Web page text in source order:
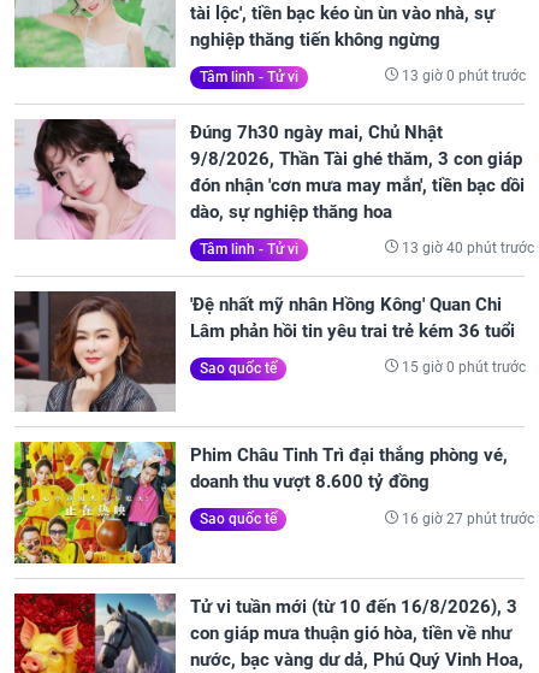
tài lộc', tiền bạc kéo ùn ùn vào nhà, sự
nghiệp thăng tiến không ngừng
Tâm linh - Tử vi 13 giờ 0 phút trước
Đúng 7h30 ngày mai, Chủ Nhật
9/8/2026, Thần Tài ghé thăm, 3 con giáp
đón nhận 'cơn mưa may mắn', tiền bạc dồi
dào, sự nghiệp thăng hoa
Tâm linh - Tử vi 13 giờ 40 phút trước
'Đệ nhất mỹ nhân Hồng Kông' Quan Chi
Lâm phản hồi tin yêu trai trẻ kém 36 tuổi
Sao quốc tế 15 giờ 0 phút trước
Phim Châu Tinh Trì đại thắng phòng vé,
doanh thu vượt 8.600 tỷ đồng
Sao quốc tế 16 giờ 27 phút trước
Tử vi tuần mới (từ 10 đến 16/8/2026), 3
con giáp mưa thuận gió hòa, tiền về như
nước, bạc vàng dư dả, Phú Quý Vinh Hoa,